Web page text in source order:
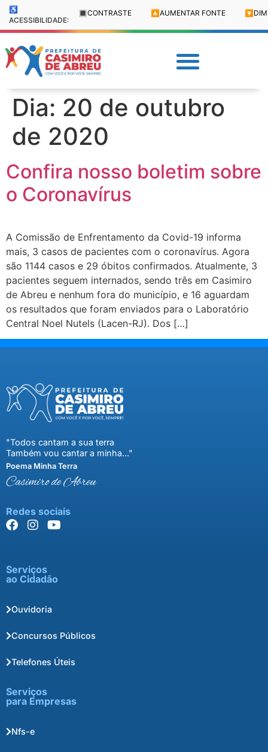
♿
ACESSIBILIDADE:
🔳 CONTRASTE 🔼 AUMENTAR FONTE 🔽
Dia: 20 de outubro
de 2020
Confira nosso boletim sobre
o Coronavírus
A Comissão de Enfrentamento da Covid-19 informa
mais, 3 casos de pacientes com o coronavírus. Agora
são 1144 casos e 29 óbitos confirmados. Atualmente, 3
pacientes seguem internados, sendo três em Casimiro
de Abreu e nenhum fora do município, e 16 aguardam
os resultados que foram enviados para o Laboratório
Central Noel Nutels (Lacen-RJ). Dos […]
"Todos cantam a sua terra
Também vou cantar a minha..."
Poema Minha Terra
Casimiro de Abreu
Redes sociais
Serviços
ao Cidadão
Ouvidoria
Concursos Públicos
Telefones Úteis
Serviços
para Empresas
Nfs-e